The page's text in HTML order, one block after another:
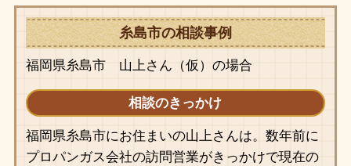
糸島市の相談事例
福岡県糸島市 山上さん（仮）の場合
相談のきっかけ
福岡県糸島市にお住まいの山上さんは。数年前に
プロパンガス会社の訪問営業がきっかけで現在の